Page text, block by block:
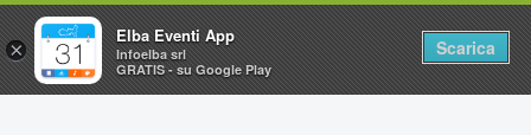
Home
×
Elba Eventi App
Infoelba srl
GRATIS - su Google Play
Scarica